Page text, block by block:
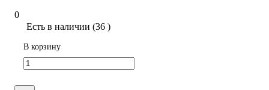
0
Есть в наличии (36 )
В корзину